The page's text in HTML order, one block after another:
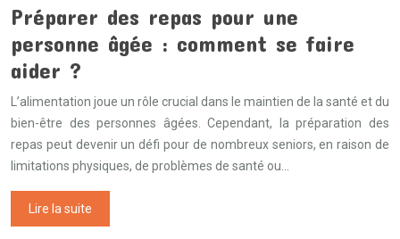
Préparer des repas pour une
personne âgée : comment se faire
aider ?
L’alimentation joue un rôle crucial dans le maintien de la santé et du
bien-être des personnes âgées. Cependant, la préparation des
repas peut devenir un défi pour de nombreux seniors, en raison de
limitations physiques, de problèmes de santé ou…
Lire la suite